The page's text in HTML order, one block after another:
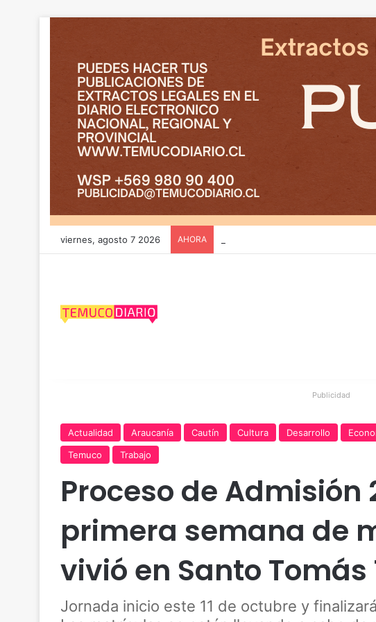
viernes, agosto 7 2026 AHORA
Publicidad
Actualidad Araucanía Cautín Cultura Desarrollo
Temuco
Trabajo
Proceso de Admisión
primera semana de
vivió en Santo
Jornada inicio este 11 de octubre y